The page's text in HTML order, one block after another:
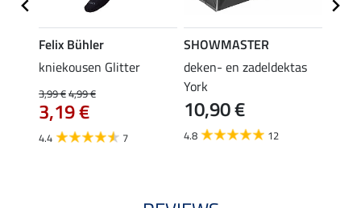
Felix Bühler
kniekousen Glitter
3,99 €4,99 €
3,19 €
4.4 7
SHOWMASTER
deken- en zadeldektas
York
10,90 €
4.8 12